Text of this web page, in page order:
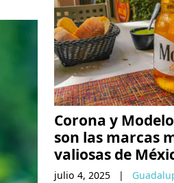
Corona y
son las marcas
valiosas de
julio 4, 2025 |